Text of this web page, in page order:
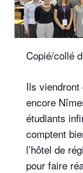
Copié/collé
Ils viendront
encore
étudiants
comptent
l’hôtel de
pour faire